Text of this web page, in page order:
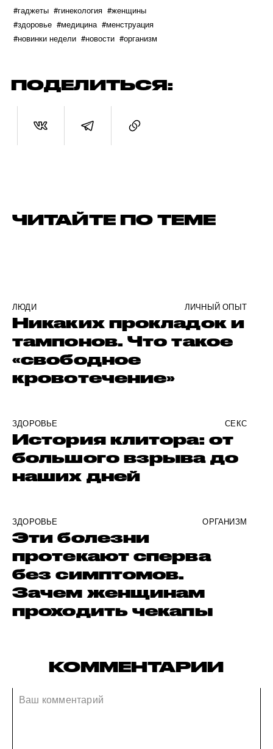
#гаджеты #гинекология #женщины
#здоровье #медицина #менструация
#новинки недели #новости #организм
ПОДЕЛИТЬСЯ:
ЧИТАЙТЕ ПО ТЕМЕ
ЛЮДИ ЛИЧНЫЙ ОПЫТ
Никаких прокладок и
тампонов. Что такое
«свободное
кровотечение»
ЗДОРОВЬЕ СЕКС
История клитора: от
большого взрыва до
наших дней
ЗДОРОВЬЕ ОРГАНИЗМ
Эти болезни
протекают сперва
без симптомов.
Зачем женщинам
проходить чекапы
КОММЕНТАРИИ